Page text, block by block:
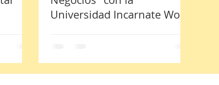
Universidad Incarnate Word